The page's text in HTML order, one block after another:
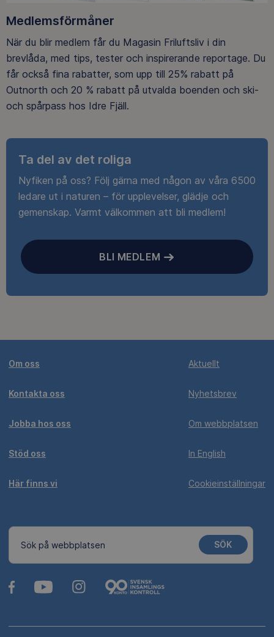
Medlemsförmåner
När du blir medlem får du Magasin Friluftsliv i din
brevlåda, med tips, tester och inspirerande reportage. Du
får också fina rabatter, som upp till 25% rabatt på
Outnorth och 20 % rabatt på utvalda boenden och ski-
och spårpass hos Idre Fjäll.
Ta del av det roliga
Nyfiken på oss? Följ gärna med någon av våra 6500
ledare ut i naturen – för upplevelser, glädje och
gemenskap. Varmt välkommen att bli medlem!
BLI MEDLEM
Om oss
Kontakta oss
Jobba hos oss
Stöd oss
Här finns vi
Aktuellt
Nyhetsbrev
Om webbplatsen
In English
Cookieinställningar
Sök på webbplatsen SÖK